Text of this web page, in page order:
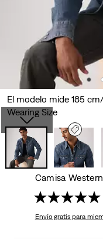
El modelo mide 185
Wearing Size
Camisa
Envío gratispara